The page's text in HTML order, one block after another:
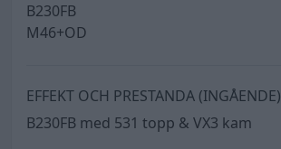
B230FB
M46+OD
EFFEKT OCH PRESTANDA (INGÅENDE)
B230FB med 531 topp & VX3 kam